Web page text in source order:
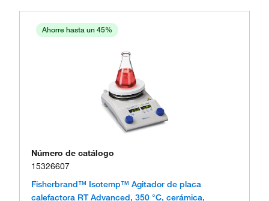
Ahorre hasta un 45%
Número de catálogo
15326607
Fisherbrand™ Isotemp™ Agitador de placa
calefactora RT Advanced, 350 °C, cerámica,